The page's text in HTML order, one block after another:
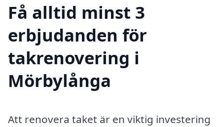
Få alltid minst 3
erbjudanden för
takrenovering i
Mörbylånga
Att renovera taket är en viktig investering